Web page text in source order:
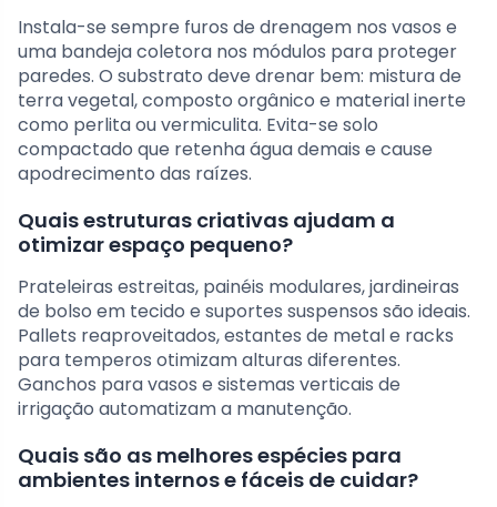
Instala-se sempre furos de drenagem nos vasos e
uma bandeja coletora nos módulos para proteger
paredes. O substrato deve drenar bem: mistura de
terra vegetal, composto orgânico e material inerte
como perlita ou vermiculita. Evita-se solo
compactado que retenha água demais e cause
apodrecimento das raízes.
Quais estruturas criativas ajudam a
otimizar espaço pequeno?
Prateleiras estreitas, painéis modulares, jardineiras
de bolso em tecido e suportes suspensos são ideais.
Pallets reaproveitados, estantes de metal e racks
para temperos otimizam alturas diferentes.
Ganchos para vasos e sistemas verticais de
irrigação automatizam a manutenção.
Quais são as melhores espécies para
ambientes internos e fáceis de cuidar?